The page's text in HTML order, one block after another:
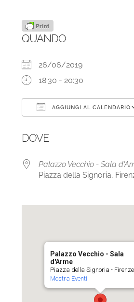
QUANDO
26/06/2019
18:30 - 20:30
AGGIUNGI AL CALENDARIO
DOVE
Palazzo Vecchio - Sala
Piazza della Signoria,
Palazzo Vecchio - Sala
d'Arme
Piazza della Signoria - Firenze
Mostra Eventi